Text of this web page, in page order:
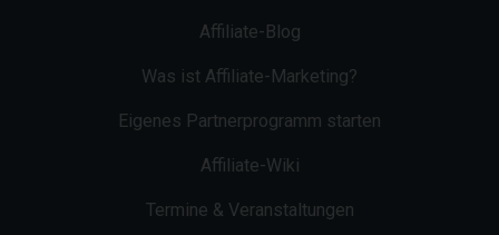
Affiliate-Blog
Was ist Affiliate-Marketing?
Eigenes Partnerprogramm starten
Affiliate-Wiki
Termine & Veranstaltungen